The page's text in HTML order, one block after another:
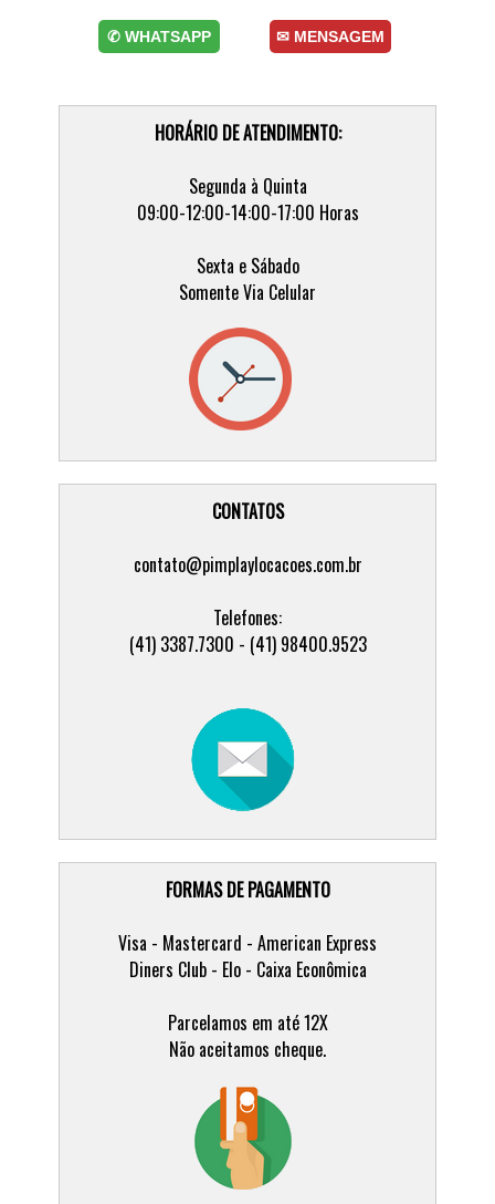
✉ MENSAGEM
✆ WHATSAPP
HORÁRIO DE ATENDIMENTO:
Segunda à Quinta
09:00-12:00-14:00-17:00 Horas
Sexta e Sábado
Somente Via Celular
CONTATOS
contato@pimplaylocacoes.com.br
Telefones:
(41) 3387.7300 - (41) 98400.9523
FORMAS DE PAGAMENTO
Visa - Mastercard - American Express
Diners Club - Elo - Caixa Econômica
Parcelamos em até 12X
Não aceitamos cheque.